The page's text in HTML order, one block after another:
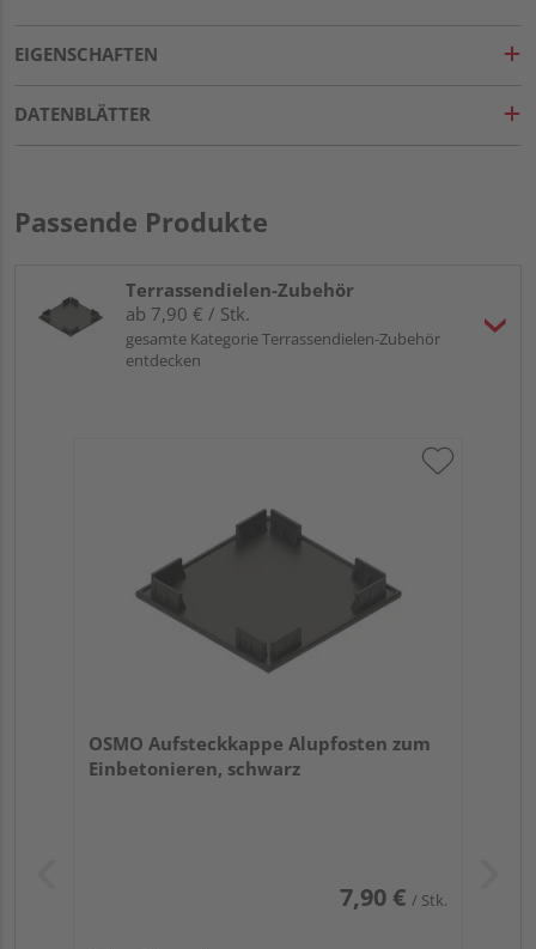
EIGENSCHAFTEN
DATENBLÄTTER
Passende Produkte
Terrassendielen-Zubehör
ab 7,90 € / Stk.
gesamte Kategorie Terrassendielen-Zubehör
entdecken
OSMO Aufsteckkappe Alupfosten zum
Einbetonieren, schwarz
7,90 € / Stk.